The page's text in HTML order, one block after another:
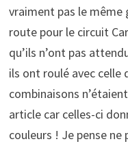
vraiment pas le même
route pour le circuit
qu’ils n’ont pas
ils ont roulé avec celle
combinaisons
article car celles-ci
couleurs ! Je pense ne